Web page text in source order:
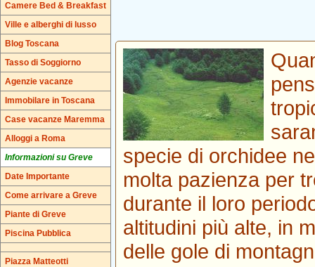
Camere Bed & Breakfast
Ville e alberghi di lusso
Blog Toscana
Tasso di Soggiorno
Agenzie vacanze
Immobilare in Toscana
Case vacanze Maremma
Alloggi a Roma
Informazioni su Greve
Date Importante
Come arrivare a Greve
Piante di Greve
Piscina Pubblica
Piazza Matteotti
specie di orchidee
molta pazienza per
durante il loro
altitudini più alte, in
delle gole di